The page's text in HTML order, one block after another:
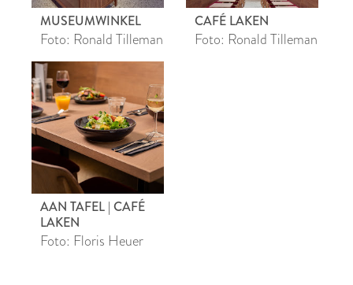
MUSEUMWINKEL
Foto: Ronald Tilleman
CAFÉ LAKEN
Foto: Ronald Tilleman
AAN TAFEL | CAFÉ
LAKEN
Foto: Floris Heuer